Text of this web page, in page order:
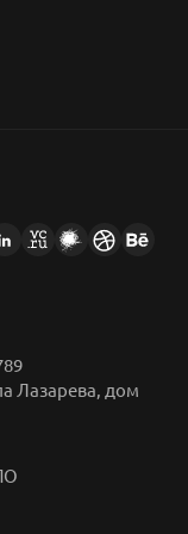
Лазарева, дом